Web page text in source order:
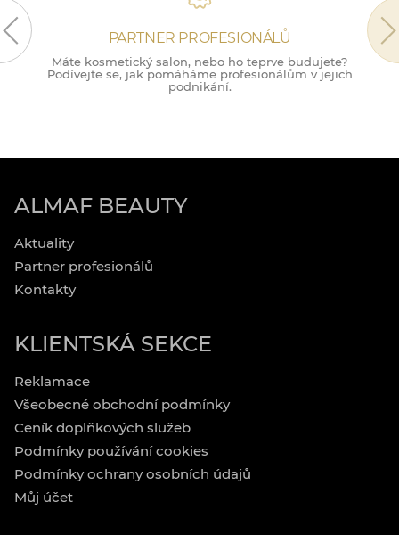
PARTNER PROFESIONÁLŮ
Máte kosmetický salon, nebo ho teprve budujete?
Podívejte se, jak pomáháme profesionálům v jejich
podnikání.
ALMAF BEAUTY
Aktuality
Partner profesionálů
Kontakty
KLIENTSKÁ SEKCE
Reklamace
Všeobecné obchodní podmínky
Ceník doplňkových služeb
Podmínky používání cookies
Podmínky ochrany osobních údajů
Můj účet